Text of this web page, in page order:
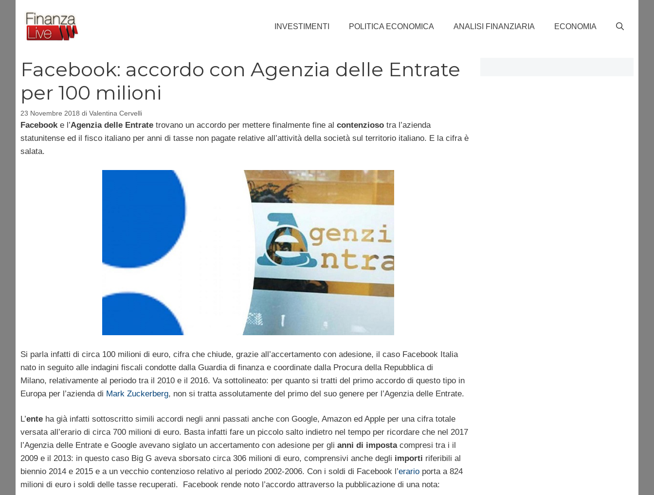
contenuto
INVESTIMENTI POLITICA ECONOMICA ANALISI FINANZIARIA ECONOMIA
Facebook: accordo con Agenzia delle Entrate
per 100 milioni
23 Novembre 2018 di Valentina Cervelli
Facebook e l’Agenzia delle Entrate trovano un accordo per mettere finalmente fine al contenzioso tra l’azienda
statunitense ed il fisco italiano per anni di tasse non pagate relative all’attività della società sul territorio italiano. E la cifra è
salata.
Si parla infatti di circa 100 milioni di euro, cifra che chiude, grazie all’accertamento con adesione, il caso Facebook Italia
nato in seguito alle indagini fiscali condotte dalla Guardia di finanza e coordinate dalla Procura della Repubblica di
Milano, relativamente al periodo tra il 2010 e il 2016. Va sottolineato: per quanto si tratti del primo accordo di questo tipo in
Europa per l’azienda di Mark Zuckerberg, non si tratta assolutamente del primo del suo genere per l’Agenzia delle Entrate.
L’ente ha già infatti sottoscritto simili accordi negli anni passati anche con Google, Amazon ed Apple per una cifra totale
versata all’erario di circa 700 milioni di euro. Basta infatti fare un piccolo salto indietro nel tempo per ricordare che nel 2017
l’Agenzia delle Entrate e Google avevano siglato un accertamento con adesione per gli anni di impostacompresi tra i il
2009 e il 2013: in questo caso Big G aveva sborsato circa 306 milioni di euro, comprensivi anche degli importi riferibili al
biennio 2014 e 2015 e a un vecchio contenzioso relativo al periodo 2002-2006. Con i soldi di Facebook l’erario porta a 824
milioni di euro i soldi delle tasse recuperati. Facebook rende noto l’accordo attraverso la pubblicazione di una nota: